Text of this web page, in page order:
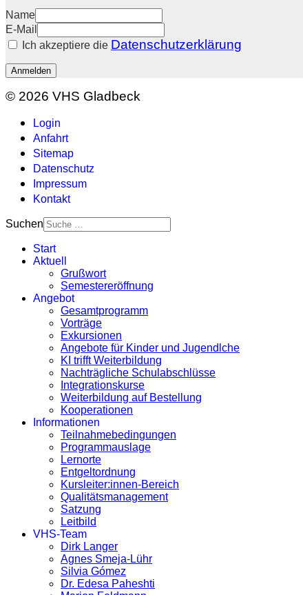
Name
E-Mail
Ich akzeptiere die Datenschutzerklärung
Anmelden
© 2026 VHS Gladbeck
Login
Anfahrt
Sitemap
Datenschutz
Impressum
Kontakt
Suchen
Start
Aktuell
Grußwort
Semestereröffnung
Angebot
Gesamtprogramm
Vorträge
Exkursionen
Angebote für Kinder und Jugendlche
KI trifft Weiterbildung
Nachträgliche Schulabschlüsse
Integrationskurse
Weiterbildung auf Bestellung
Kooperationen
Informationen
Teilnahmebedingungen
Programmauslage
Lernorte
Entgeltordnung
Kursleiter:innen-Bereich
Qualitätsmanagement
Satzung
Leitbild
VHS-Team
Dirk Langer
Agnes Smeja-Lühr
Silvia Gómez
Dr. Edesa Paheshti